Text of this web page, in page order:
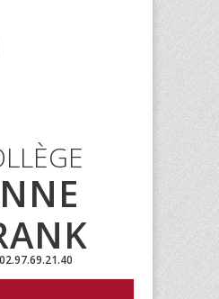
02.97.69.21.40